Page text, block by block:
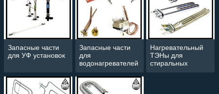
Запасные части
для УФ установок
Запасные части
для
водонагревателей
Нагревательный
ТЭНы для
стиральных